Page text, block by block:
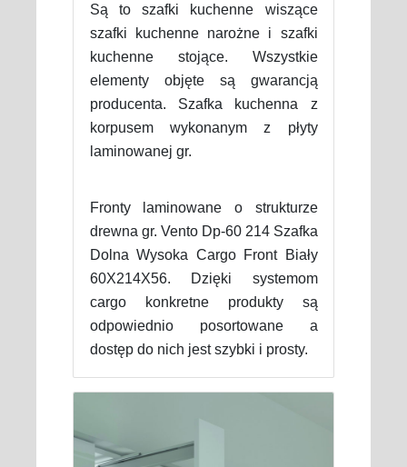
Są to szafki kuchenne wiszące
szafki kuchenne narożne i szafki
kuchenne stojące. Wszystkie
elementy objęte są gwarancją
producenta. Szafka kuchenna z
korpusem wykonanym z płyty
laminowanej gr.
Fronty laminowane o strukturze
drewna gr. Vento Dp-60 214 Szafka
Dolna Wysoka Cargo Front Biały
60X214X56. Dzięki systemom
cargo konkretne produkty są
odpowiednio posortowane a
dostęp do nich jest szybki i prosty.